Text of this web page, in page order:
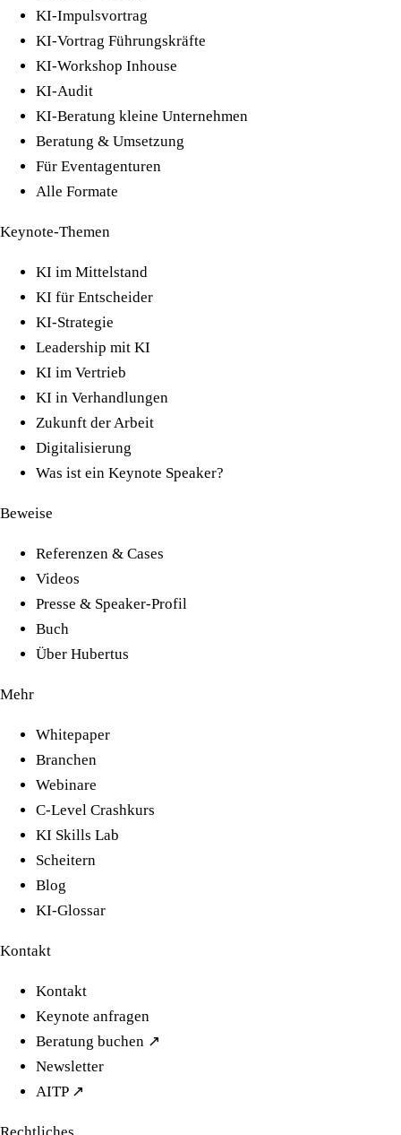
KI-Impulsvortrag
KI-Vortrag Führungskräfte
KI-Workshop Inhouse
KI-Audit
KI-Beratung kleine Unternehmen
Beratung & Umsetzung
Für Eventagenturen
Alle Formate
Keynote-Themen
KI im Mittelstand
KI für Entscheider
KI-Strategie
Leadership mit KI
KI im Vertrieb
KI in Verhandlungen
Zukunft der Arbeit
Digitalisierung
Was ist ein Keynote Speaker?
Beweise
Referenzen & Cases
Videos
Presse & Speaker-Profil
Buch
Über Hubertus
Mehr
Whitepaper
Branchen
Webinare
C-Level Crashkurs
KI Skills Lab
Scheitern
Blog
KI-Glossar
Kontakt
Kontakt
Keynote anfragen
Beratung buchen ↗
Newsletter
AITP ↗